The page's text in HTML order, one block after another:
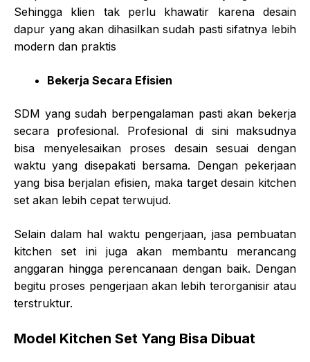
Sehingga klien tak perlu khawatir karena desain
dapur yang akan dihasilkan sudah pasti sifatnya lebih
modern dan praktis
Bekerja Secara Efisien
SDM yang sudah berpengalaman pasti akan bekerja
secara profesional. Profesional di sini maksudnya
bisa menyelesaikan proses desain sesuai dengan
waktu yang disepakati bersama. Dengan pekerjaan
yang bisa berjalan efisien, maka target desain kitchen
set akan lebih cepat terwujud.
Selain dalam hal waktu pengerjaan, jasa pembuatan
kitchen set ini juga akan membantu merancang
anggaran hingga perencanaan dengan baik. Dengan
begitu proses pengerjaan akan lebih terorganisir atau
terstruktur.
Model Kitchen Set Yang Bisa Dibuat